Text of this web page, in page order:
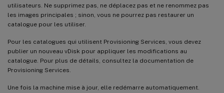
utilisateurs. Ne supprimez pas, ne déplacez pas et ne renommez pas
les images principales ; sinon, vous ne pourrez pas restaurer un
catalogue pour les utiliser.
Pour les catalogues qui utilisent Provisioning Services, vous devez
publier un nouveau vDisk pour appliquer les modifications au
catalogue. Pour plus de détails, consultez la documentation de
Provisioning Services.
Une fois la machine mise à jour, elle redémarre automatiquement.